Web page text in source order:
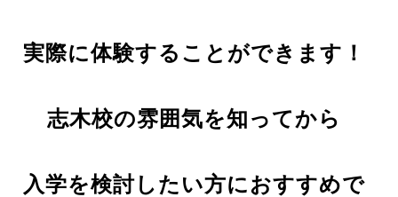
実際に体験することができます！
志木校の雰囲気を知ってから
入学を検討したい方におすすめで